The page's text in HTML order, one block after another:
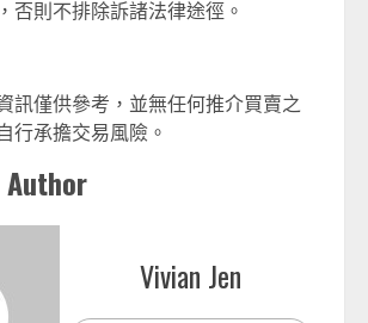
否則不排除訴諸法律途徑。
訊僅供參考，並無任何推介買賣之
行承擔交易風險。
Author
Vivian Jen